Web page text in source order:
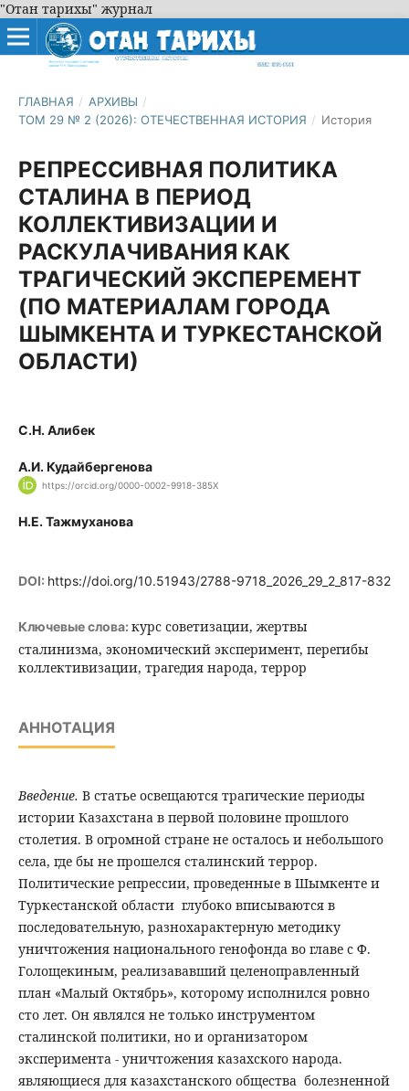
"Отан тарихы" журнал
ГЛАВНАЯ / АРХИВЫ /
ТОМ 29 № 2 (2026): ОТЕЧЕСТВЕННАЯ ИСТОРИЯ / История
РЕПРЕССИВНАЯ ПОЛИТИКА
СТАЛИНА В ПЕРИОД
КОЛЛЕКТИВИЗАЦИИ И
РАСКУЛАЧИВАНИЯ КАК
ТРАГИЧЕСКИЙ ЭКСПЕРЕМЕНТ
(ПО МАТЕРИАЛАМ ГОРОДА
ШЫМКЕНТА И ТУРКЕСТАНСКОЙ
ОБЛАСТИ)
С.Н. Алибек
А.И. Кудайбергенова
https://orcid.org/0000-0002-9918-385X
Н.Е. Тажмуханова
DOI: https://doi.org/10.51943/2788-9718_2026_29_2_817-832
Ключевые слова: курс советизации, жертвы
сталинизма, экономический эксперимент, перегибы
коллективизации, трагедия народа, террор
АННОТАЦИЯ
Введение. В статье освещаются трагические периоды
истории Казахстана в первой половине прошлого
столетия. В огромной стране не осталось и небольшого
села, где бы не прошелся сталинский террор.
Политические репрессии, проведенные в Шымкенте и
Туркестанской области глубоко вписываются в
последовательную, разнохарактерную методику
уничтожения национального генофонда во главе с Ф.
Голощекиным, реализававший целеноправленный
план «Малый Октябрь», которому исполнился ровно
сто лет. Он являлся не только инструментом
сталинской политики, но и организатором
эксперимента - уничтожения казахского народа.
являющиеся для казахстанского общества болезненной